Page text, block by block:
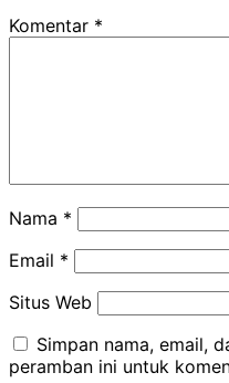
Komentar *
Nama *
Email *
Situs Web
Simpan nama, email,
peramban ini untuk